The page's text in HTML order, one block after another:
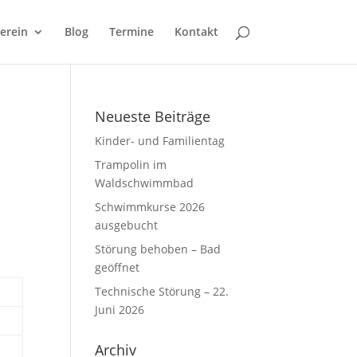
Blog Termine Kontakt
Neueste Beiträge
Kinder- und Familientag
Trampolin im
Waldschwimmbad
Schwimmkurse 2026
ausgebucht
Störung behoben – Bad
geöffnet
Technische Störung – 22.
Juni 2026
Archiv